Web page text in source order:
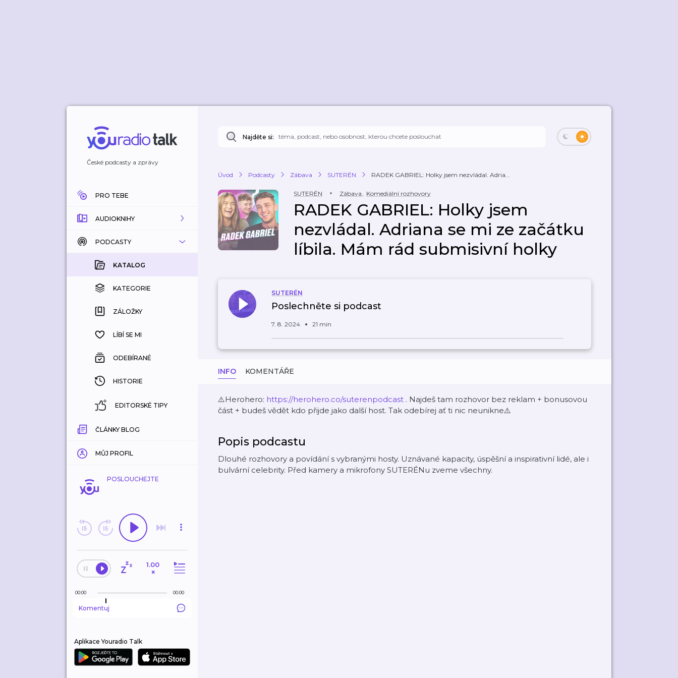
České podcasty a zprávy
PRO TEBE
AUDIOKNIHY
KATALOG
KOUPENÉ
KATEGORIE
ZÁLOŽKY
HISTORIE
PODCASTY
KATALOG
KATEGORIE
ZÁLOŽKY
LÍBÍ SE MI
ODEBÍRANÉ
HISTORIE
EDITORSKÉ TIPY
ČLÁNKY BLOG
MŮJ PROFIL
POSLOUCHEJTE
1.00
×
00:00 00:00
Komentuj
Aplikace Youradio Talk
Najděte si:
Úvod Podcasty Zábava SUTERÉN RADEK GABRIEL: Holky jsem nezvládal. Adria...
SUTERÉN Zábava, Komediální rozhovory
RADEK GABRIEL: Holky jsem
nezvládal. Adriana se mi ze začátku
líbila. Mám rád submisivní holky
SUTERÉN
Poslechněte si podcast
7. 8. 2024 21 min
INFO KOMENTÁŘE
⚠️Herohero: https://herohero.co/suterenpodcast . Najdeš tam rozhovor bez reklam + bonusovou
část + budeš vědět kdo přijde jako další host. Tak odebírej ať ti nic neunikne⚠️
Popis podcastu
Dlouhé rozhovory a povídání s vybranými hosty. Uznávané kapacity, úspěšní a inspirativní lidé, ale i
bulvární celebrity. Před kamery a mikrofony SUTERÉNu zveme všechny.